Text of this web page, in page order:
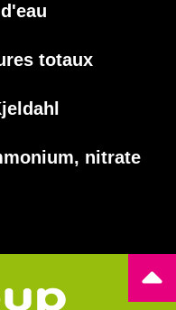
totaux
nitrate